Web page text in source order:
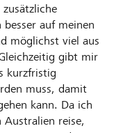
auf meinen
möglichst viel aus
gibt mir
kurzfristig
muss, damit
kann. Da ich
Australien reise,